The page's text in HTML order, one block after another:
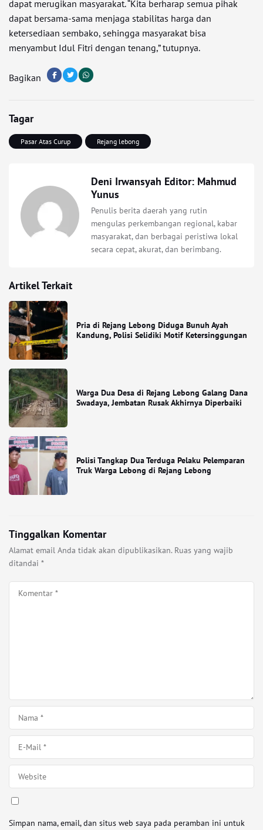
dapat merugikan masyarakat. “Kita berharap semua pihak
dapat bersama-sama menjaga stabilitas harga dan
ketersediaan sembako, sehingga masyarakat bisa
menyambut Idul Fitri dengan tenang,” tutupnya.
Bagikan
Tagar
Pasar Atas Curup Rejang lebong
Deni Irwansyah Editor: Mahmud
Yunus
Penulis berita daerah yang rutin
mengulas perkembangan regional, kabar
masyarakat, dan berbagai peristiwa lokal
secara cepat, akurat, dan berimbang.
Artikel Terkait
Pria di Rejang Lebong Diduga Bunuh Ayah
Kandung, Polisi Selidiki Motif Ketersinggungan
Warga Dua Desa di Rejang Lebong Galang Dana
Swadaya, Jembatan Rusak Akhirnya Diperbaiki
Polisi Tangkap Dua Terduga Pelaku Pelemparan
Truk Warga Lebong di Rejang Lebong
Tinggalkan Komentar
Alamat email Anda tidak akan dipublikasikan. Ruas yang wajib
ditandai *
Simpan nama, email, dan situs web saya pada peramban ini untuk